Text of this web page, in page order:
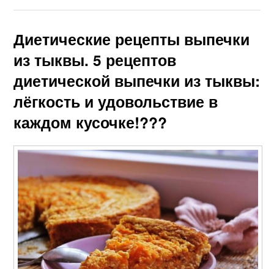
Диетические рецепты выпечки
из тыквы. 5 рецептов
диетической выпечки из тыквы:
лёгкость и удовольствие в
каждом кусочке!???